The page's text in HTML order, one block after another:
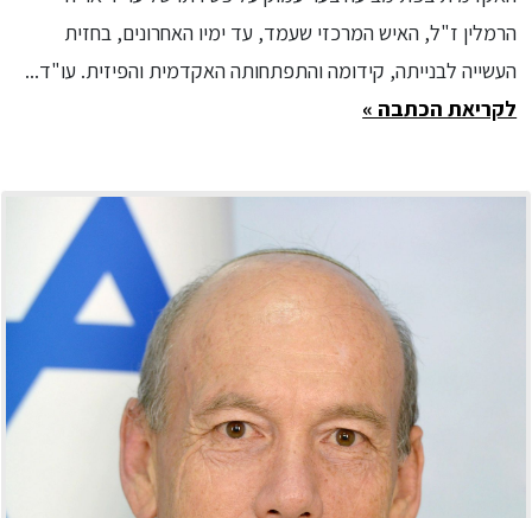
הרמלין ז"ל, האיש המרכזי שעמד, עד ימיו האחרונים, בחזית
העשייה לבנייתה, קידומה והתפתחותה האקדמית והפיזית. עו"ד...
לקריאת הכתבה »